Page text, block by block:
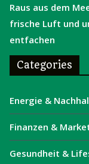
Raus aus dem
frische Luft und
entfachen
Categories
Energie &
Finanzen &
Gesundheit &